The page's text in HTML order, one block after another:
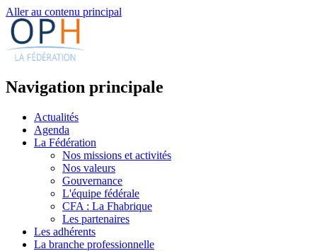
Aller au contenu principal
Navigation principale
Actualités
Agenda
La Fédération
Nos missions et activités
Nos valeurs
Gouvernance
L'équipe fédérale
CFA : La Fhabrique
Les partenaires
Les adhérents
La branche professionnelle